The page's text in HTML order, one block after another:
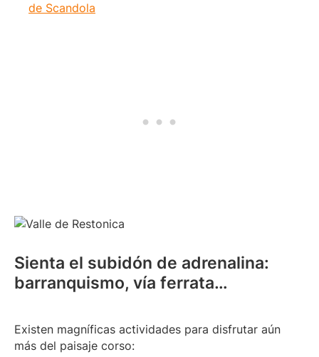
de Scandola
Sienta el subidón de adrenalina:
barranquismo, vía ferrata…
Existen magníficas actividades para disfrutar aún
más del paisaje corso: